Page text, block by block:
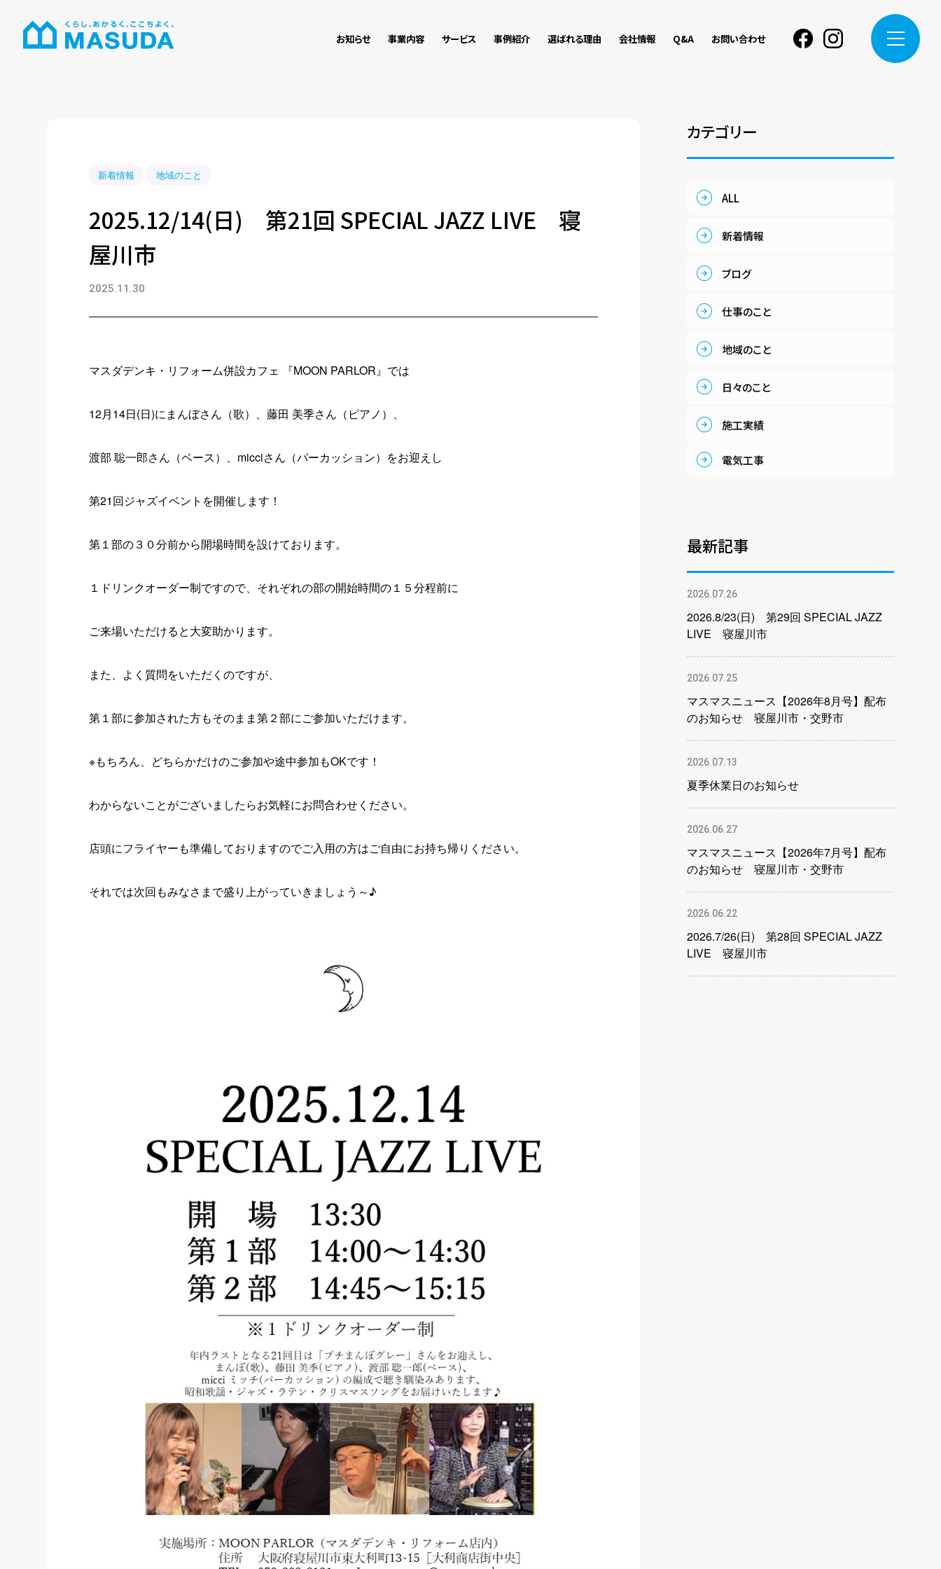
お知らせ 事業内容 サービス 事例紹介 選ばれる理由 会社情報 Q&A お問い合わせ Facebookinstagram
新着情報 地域のこと
2025.12/14(日) 第21回 SPECIAL JAZZ LIVE 寝
屋川市
2025.11.30
マスダデンキ・リフォーム併設カフェ 『MOON PARLOR』では
12月14日(日)にまんぼさん（歌）、藤田 美季さん（ピアノ）、
渡部 聡一郎さん（ベース）、micciさん（パーカッション）をお迎えし
第21回ジャズイベントを開催します！
第１部の３０分前から開場時間を設けております。
１ドリンクオーダー制ですので、それぞれの部の開始時間の１５分程前に
ご来場いただけると大変助かります。
また、よく質問をいただくのですが、
第１部に参加された方もそのまま第２部にご参加いただけます。
※もちろん、どちらかだけのご参加や途中参加もOKです！
わからないことがございましたらお気軽にお問合わせください。
店頭にフライヤーも準備しておりますのでご入用の方はご自由にお持ち帰りください。
それでは次回もみなさまで盛り上がっていきましょう～♪
カテゴリー
ALL
新着情報
ブログ
仕事のこと
地域のこと
日々のこと
施工実績
電気工事
最新記事
2026.07.26
2026.8/23(日) 第29回 SPECIAL JAZZ
LIVE 寝屋川市
2026.07.25
マスマスニュース【2026年8月号】配布
のお知らせ 寝屋川市・交野市
2026.07.13
夏季休業日のお知らせ
2026.06.27
マスマスニュース【2026年7月号】配布
のお知らせ 寝屋川市・交野市
2026.06.22
2026.7/26(日) 第28回 SPECIAL JAZZ
LIVE 寝屋川市